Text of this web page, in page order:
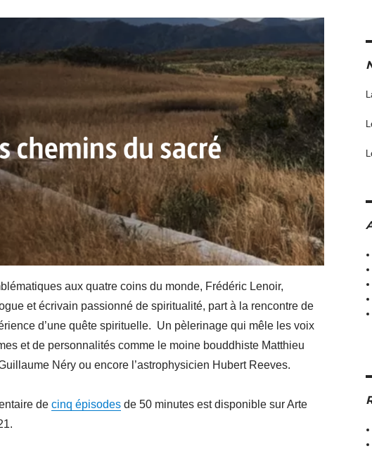
aux quatre coins du monde, Frédéric Lenoir,
et écrivain passionné de spiritualité, part à la rencontre de
d’une quête spirituelle. Un pèlerinage qui mêle les voix
et de personnalités comme le moine bouddhiste Matthieu
Néry ou encore l’astrophysicien Hubert Reeves.
de cinq épisodesde 50 minutes est disponible sur Arte